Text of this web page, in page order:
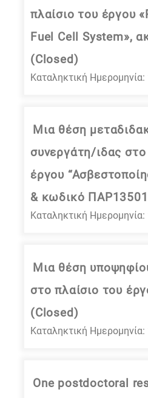
πλαίσιο του έργου
Fuel Cell System»,
(Closed)
Καταληκτική
Μια θέση
συνεργάτη/ιδας στο
έργου
& κωδικό
Καταληκτική
Μια θέση
στο πλαίσιο του
(Closed)
Καταληκτική
One postdoctoral